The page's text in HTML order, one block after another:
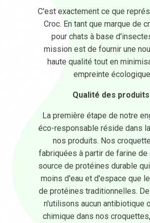
C'est exactement ce que
Croc. En tant que marque de
pour chats à base
mission est de fournir une
haute qualité tout en
empreinte
Qualité des produits
La première étape de notre
éco-responsable réside dans
nos produits. Nos
fabriquées à partir de farine de
source de protéines durable
moins d'eau et d'espace que
de protéines traditionnelles.
n'utilisons aucun antibiotique
chimique dans nos